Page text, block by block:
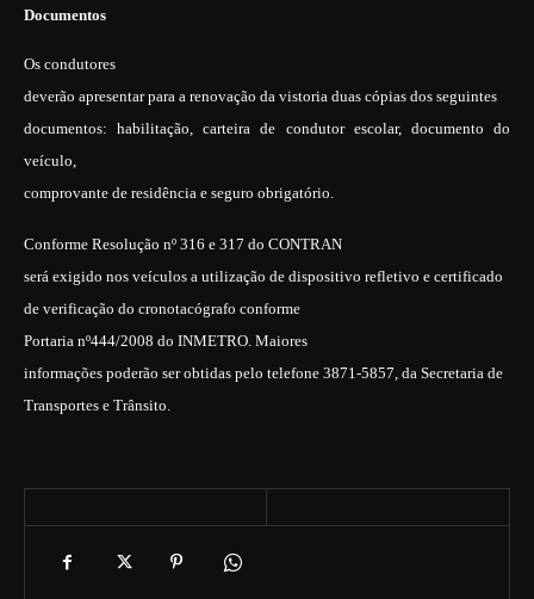
Documentos
Os condutores
deverão apresentar para a renovação da vistoria duas cópias dos seguintes
documentos: habilitação, carteira de condutor escolar, documento do
veículo,
comprovante de residência e seguro obrigatório.
Conforme Resolução nº 316 e 317 do CONTRAN
será exigido nos veículos a utilização de dispositivo refletivo e certificado
de verificação do cronotacógrafo conforme
Portaria nº444/2008 do INMETRO. Maiores
informações poderão ser obtidas pelo telefone 3871-5857, da Secretaria de
Transportes e Trânsito.